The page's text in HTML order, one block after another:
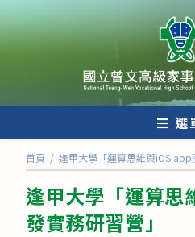
跳
轉
至
內
選
首頁 / 逢甲大學「運算思維與iOS app
逢甲大學「運算思
發實務研習營」